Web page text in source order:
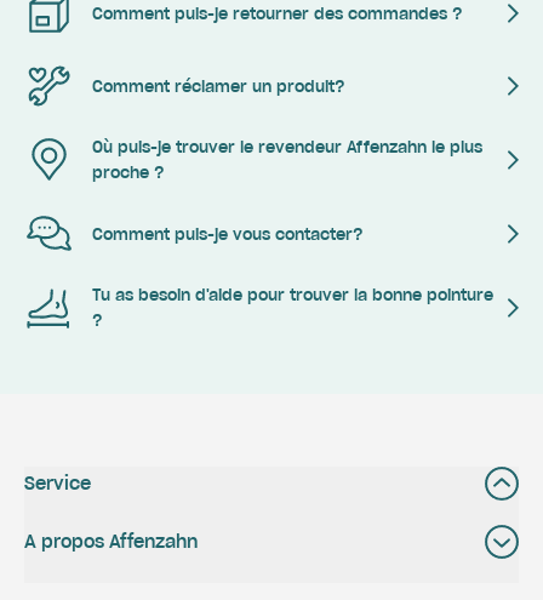
Comment puis-je retourner des commandes ?
Comment réclamer un produit?
Où puis-je trouver le revendeur Affenzahn le plus
proche ?
Comment puis-je vous contacter?
Tu as besoin d'aide pour trouver la bonne pointure
?
Service
A propos Affenzahn